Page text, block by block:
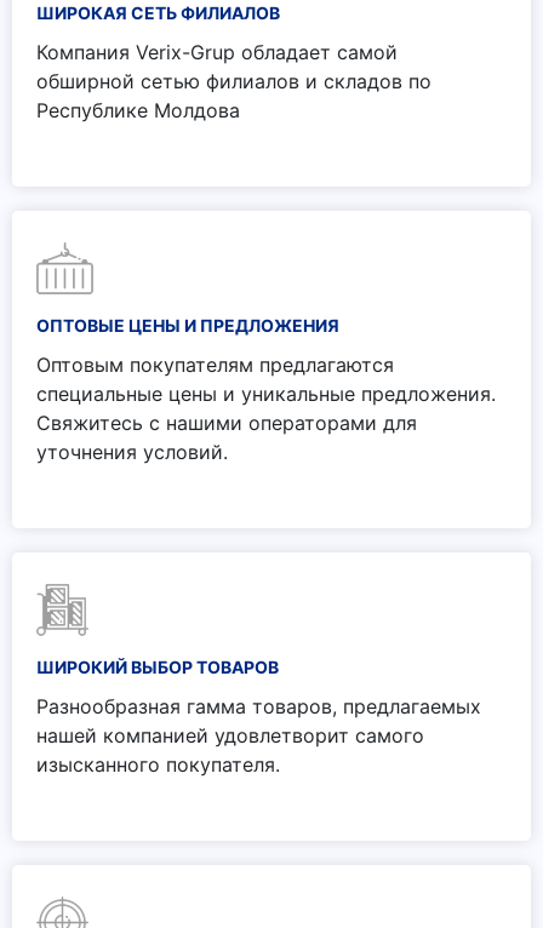
ШИРОКАЯ СЕТЬ ФИЛИАЛОВ
Компания Verix-Grup обладает самой
обширной сетью филиалов и складов по
Республике Молдова
ОПТОВЫЕ ЦЕНЫ И ПРЕДЛОЖЕНИЯ
Оптовым покупателям предлагаются
специальные цены и уникальные предложения.
Свяжитесь с нашими операторами для
уточнения условий.
ШИРОКИЙ ВЫБОР ТОВАРОВ
Разнообразная гамма товаров, предлагаемых
нашей компанией удовлетворит самого
изысканного покупателя.